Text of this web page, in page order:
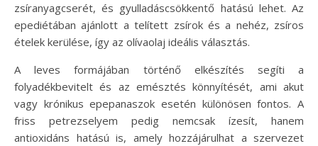
zsíranyagcserét, és gyulladáscsökkentő hatású lehet. Az
epediétában ajánlott a telített zsírok és a nehéz, zsíros
ételek kerülése, így az olívaolaj ideális választás.
A leves formájában történő elkészítés segíti a
folyadékbevitelt és az emésztés könnyítését, ami akut
vagy krónikus epepanaszok esetén különösen fontos. A
friss petrezselyem pedig nemcsak ízesít, hanem
antioxidáns hatású is, amely hozzájárulhat a szervezet